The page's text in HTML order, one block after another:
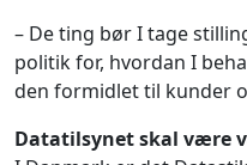
– De ting bør I tage
politik for, hvordan I
den formidlet til kunder
Datatilsynet skal være